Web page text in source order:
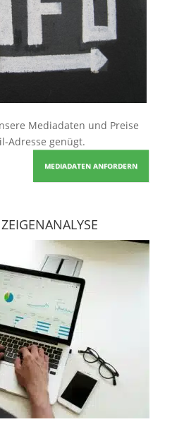
Mediadaten und Preise
Adresse genügt.
MEDIADATEN ANFORDERN